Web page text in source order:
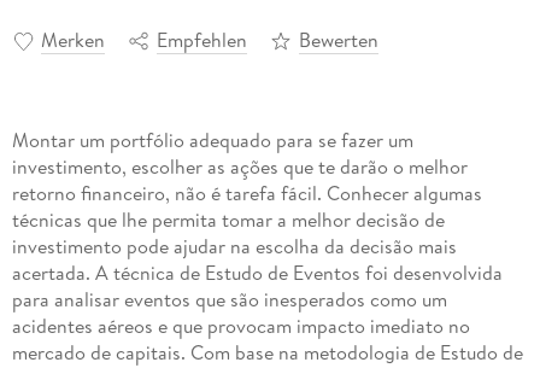
Merken Empfehlen Bewerten
Montar um portfólio adequado para se fazer um
investimento, escolher as ações que te darão o melhor
retorno financeiro, não é tarefa fácil. Conhecer algumas
técnicas que lhe permita tomar a melhor decisão de
investimento pode ajudar na escolha da decisão mais
acertada. A técnica de Estudo de Eventos foi desenvolvida
para analisar eventos que são inesperados como um
acidentes aéreos e que provocam impacto imediato no
mercado de capitais. Com base na metodologia de Estudo de